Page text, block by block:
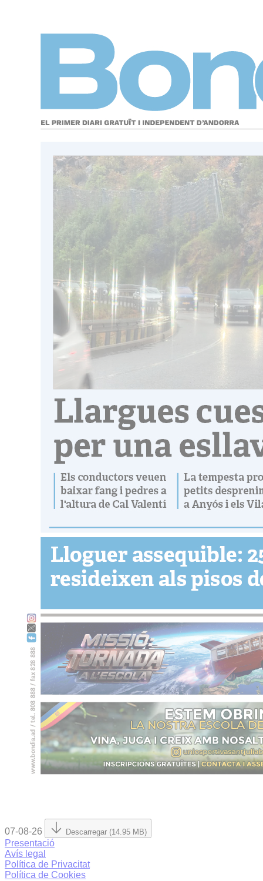
07-08-26 Descarregar (14.95 MB)
Presentació
Avís legal
Política de Privacitat
Política de Cookies